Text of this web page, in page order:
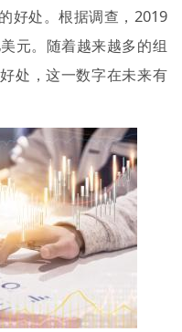
好处。根据调查，2019
元。随着越来越多的组
处，这一数字在未来有